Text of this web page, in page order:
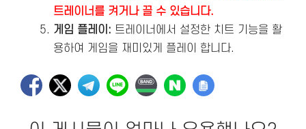
트레이너를 켜거나 끌 수 있습니다.
게임 플레이: 트레이너에서 설정한 치트 기능을 활
용하여 게임을 재미있게 플레이 합니다.